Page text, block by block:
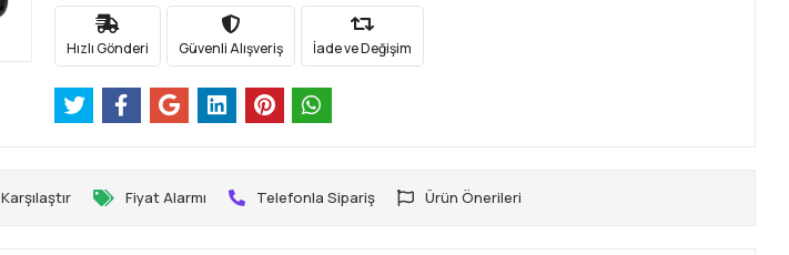
Hızlı Gönderi Güvenli Alışveriş İade ve Değişim
Karşılaştır Fiyat Alarmı Telefonla Sipariş Ürün Önerileri